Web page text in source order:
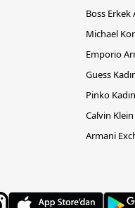
Boss Erkek
Michael
Emporio
Guess
Pinko
Calvin
Armani